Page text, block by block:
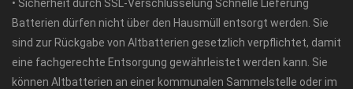
• Sicherheit durch SSL-Verschlüsselung Schnelle Lieferung
Batterien dürfen nicht über den Hausmüll entsorgt werden. Sie
sind zur Rückgabe von Altbatterien gesetzlich verpflichtet, damit
eine fachgerechte Entsorgung gewährleistet werden kann. Sie
können Altbatterien an einer kommunalen Sammelstelle oder im